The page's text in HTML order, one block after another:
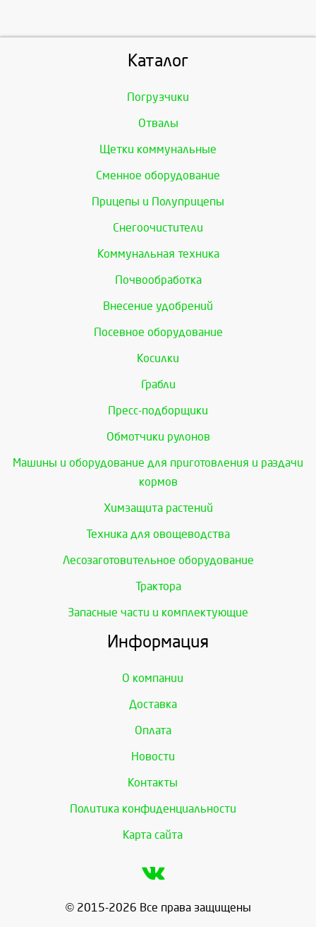
Каталог
Погрузчики
Отвалы
Щетки коммунальные
Сменное оборудование
Прицепы и Полуприцепы
Снегоочистители
Коммунальная техника
Почвообработка
Внесение удобрений
Посевное оборудование
Косилки
Грабли
Пресс-подборщики
Обмотчики рулонов
Машины и оборудование для приготовления и раздачи
кормов
Химзащита растений
Техника для овощеводства
Лесозаготовительное оборудование
Трактора
Запасные части и комплектующие
Информация
О компании
Доставка
Оплата
Новости
Контакты
Политика конфиденциальности
Карта сайта
© 2015-2026 Все права защищены